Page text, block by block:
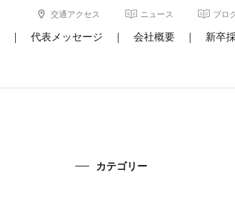
交通アクセス ニュース ブロ
｜ 代表メッセージ ｜ 会社概要 ｜ 新卒
カテゴリー